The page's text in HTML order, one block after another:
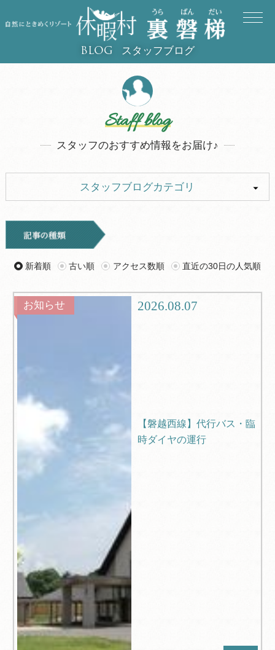
BLOG スタッフブログ
Staff blog
スタッフのおすすめ情報をお届け♪
スタッフブログカテゴリ
キャンプ
旅行記 ツアー
グルメ
新着順 古い順 アクセス数順 直近の30日の人気順
お知らせ 2026.08.07
【磐越西線】代行バス・臨
時ダイヤの運行